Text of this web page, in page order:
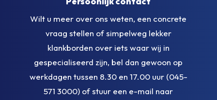
Wilt u meer over ons weten, een concrete
vraag stellen of simpelweg lekker
klankborden over iets waar wij in
gespecialiseerd zijn, bel dan gewoon op
werkdagen tussen 8.30 en 17.00 uur (045-
571 3000) of stuur een e-mail naar